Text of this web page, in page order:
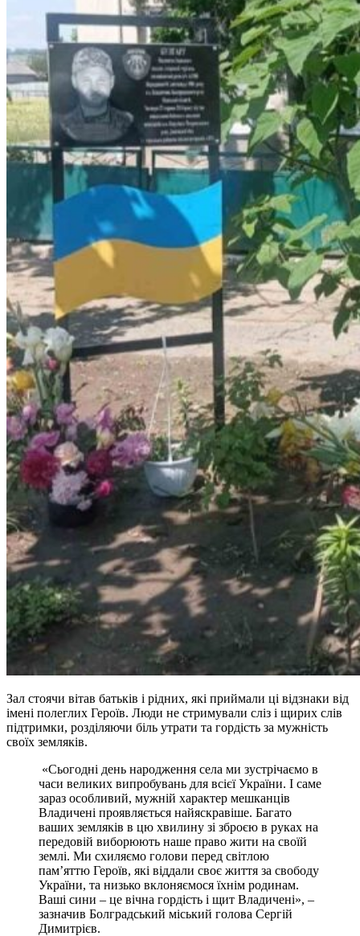
Зал стоячи вітав батьків і рідних, які приймали ці відзнаки від
імені полеглих Героїв. Люди не стримували сліз і щирих слів
підтримки, розділяючи біль утрати та гордість за мужність
своїх земляків.
«Сьогодні день народження села ми зустрічаємо в
часи великих випробувань для всієї України. І саме
зараз особливий, мужній характер мешканців
Владичені проявляється найяскравіше. Багато
ваших земляків в цю хвилину зі зброєю в руках на
передовій виборюють наше право жити на своїй
землі. Ми схиляємо голови перед світлою
пам’яттю Героїв, які віддали своє життя за свободу
України, та низько вклоняємося їхнім родинам.
Ваші сини – це вічна гордість і щит Владичені», –
зазначив Болградський міський голова Сергій
Димитрієв.